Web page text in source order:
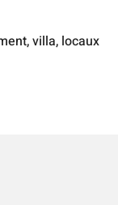
villa, locaux